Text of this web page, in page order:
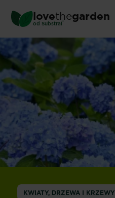
main
content
lovethegarden
od Substral ®
KWIATY, DRZEWA I KRZEWY